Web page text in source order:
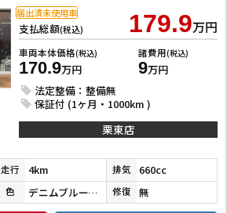
支払総額(税込) 179.9万円
車両本体価格(税込)
170.9万円
諸費用(税込)
9万円
法定整備：整備無
保証付 (1ヶ月・1000km )
届出済未使用車
栗東店
走行 4km 排気 660cc
色 デニムブルーメタリック／ミネラルグレーメタリック 修復 無